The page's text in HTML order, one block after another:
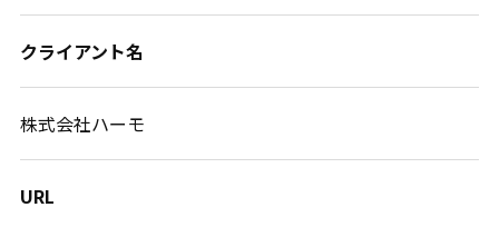
クライアント名
株式会社ハーモ
URL